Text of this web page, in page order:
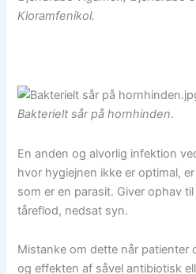
Kloramfenikol.
Bakterielt sår på hornhinden.
En anden og alvorlig infektion
hvor hygiejnen ikke er optimal,
som er en parasit. Giver ophav
tåreflod, nedsat syn.
Mistanke om dette når patienter
og effekten af såvel antibiotisk